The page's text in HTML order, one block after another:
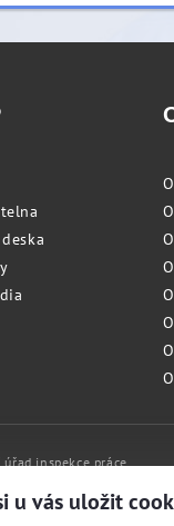
inspekce práce
u vás uložit